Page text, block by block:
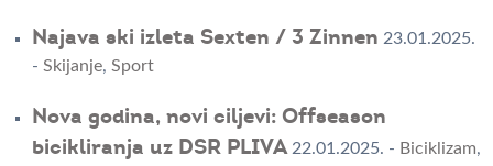
Najava ski izleta Sexten / 3 Zinnen 23.01.2025.
- Skijanje, Sport
Nova godina, novi ciljevi: Offseason
bicikliranja uz DSR PLIVA 22.01.2025. - Biciklizam,